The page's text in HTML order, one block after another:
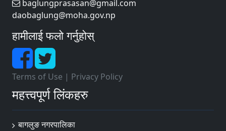
baglungprasasan@gmail.com
daobaglung@moha.gov.np
हामीलाई फलो गर्नुहोस्
Terms of Use | Privacy Policy
महत्त्वपूर्ण लिंकहरु
बागलुङ नगरपालिका